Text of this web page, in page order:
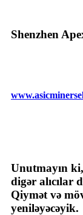
Shenzhen
Unutmayın
digər alıcılar
Qiymət və
yeniləyəcəyik.